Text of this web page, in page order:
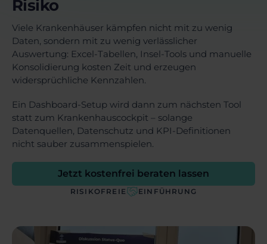
Risiko
Viele Krankenhäuser kämpfen nicht mit zu wenig
Daten, sondern mit zu wenig verlässlicher
Auswertung: Excel-Tabellen, Insel-Tools und manuelle
Konsolidierung kosten Zeit und erzeugen
widersprüchliche Kennzahlen.
Ein Dashboard-Setup wird dann zum nächsten Tool
statt zum Krankenhauscockpit – solange
Datenquellen, Datenschutz und KPI-Definitionen
nicht sauber zusammenspielen.
Jetzt kostenfrei beraten lassen
RISIKOFREIE EINFÜHRUNG